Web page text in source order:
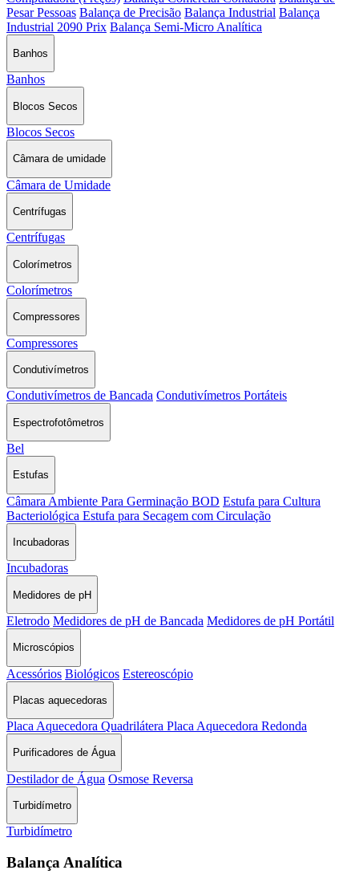
Pesar Pessoas Balança de Precisão Balança Industrial Balança
Industrial 2090 Prix Balança Semi-Micro Analítica
Banhos
Banhos
Blocos Secos
Blocos Secos
Câmara de umidade
Câmara de Umidade
Centrífugas
Centrífugas
Colorímetros
Colorímetros
Compressores
Compressores
Condutivímetros
Condutivímetros de Bancada Condutivímetros Portáteis
Espectrofotômetros
Bel
Estufas
Câmara Ambiente Para Germinação BOD Estufa para Cultura
Bacteriológica Estufa para Secagem com Circulação
Incubadoras
Incubadoras
Medidores de pH
Eletrodo Medidores de pH de Bancada Medidores de pH Portátil
Microscópios
Acessórios Biológicos Estereoscópio
Placas aquecedoras
Placa Aquecedora Quadrilátera Placa Aquecedora Redonda
Purificadores de Água
Destilador de Água Osmose Reversa
Turbidímetro
Turbidímetro
Balança Analítica